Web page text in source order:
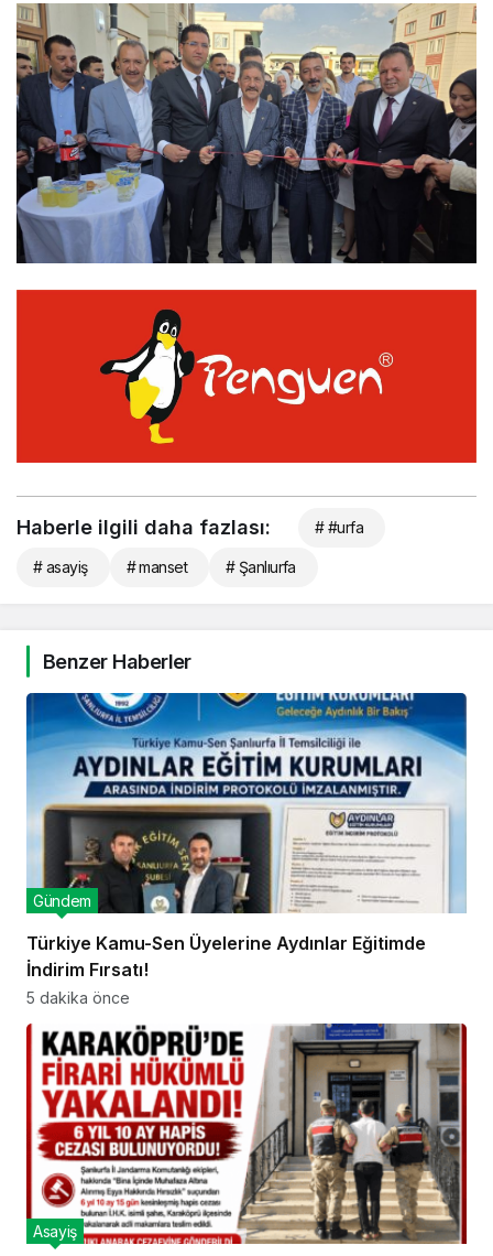
Haberle ilgili daha fazlası: # #urfa
# asayiş # manset # Şanlıurfa
Benzer Haberler
Türkiye Kamu-Sen Üyelerine Aydınlar Eğitimde
İndirim Fırsatı!
Gündem
5 dakika önce
Asayiş